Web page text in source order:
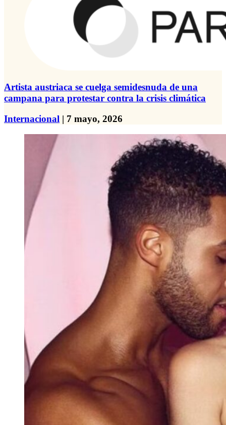
Artista austriaca se cuelga semidesnuda de una
campana para protestar contra la crisis climática
Internacional | 7 mayo, 2026